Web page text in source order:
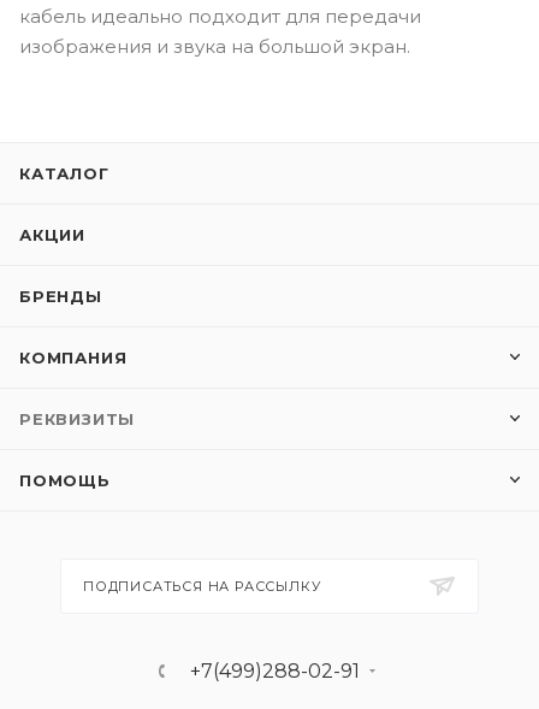
кабель идеально подходит для передачи
изображения и звука на большой экран.
КАТАЛОГ
АКЦИИ
БРЕНДЫ
КОМПАНИЯ
РЕКВИЗИТЫ
ПОМОЩЬ
ПОДПИСАТЬСЯ НА РАССЫЛКУ
+7(499)288-02-91